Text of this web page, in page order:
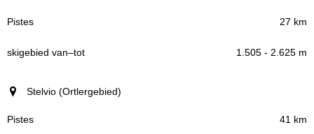
27 km
1.505 - 2.625 m
Stelvio (Ortlergebied)
41 km